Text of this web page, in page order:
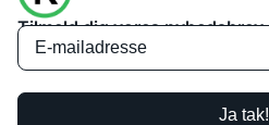
Tilmeld dig vores nyhedsbrev
Ja tak!